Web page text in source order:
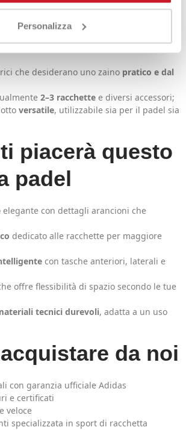
Personalizza
Off White
che desiderano uno zaino pratico e dal
2–3 racchette e diversi accessori;
versatile, utilizzabile sia per il padel sia
piacerà questo
padel
elegante con dettagli arancioni che
dedicato alle racchette per maggiore
con tasche anteriori, laterali e
offre flessibilità di spazio secondo le tue
tecnici durevoli, adatta a un uso
da noi
con garanzia ufficiale Adidas
e certificati
veloce
specializzata in sport di racchetta